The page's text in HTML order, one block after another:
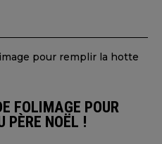
FOLIMAGE POUR
PÈRE NOËL !